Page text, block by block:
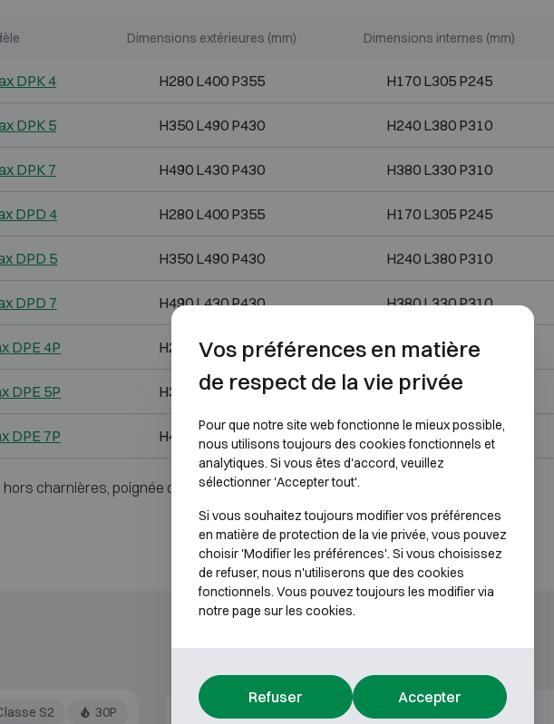
Dimensions extérieures (mm) Dimensions internes (mm)
DPK 4 H280 L400 P355 H170 L305 P245
DPK 5 H350 L490 P430 H240 L380 P310
DPK 7 H490 L430 P430 H380 L330 P310
DPD 4 H280 L400 P355 H170 L305 P245
DPD 5 H350 L490 P430 H240 L380 P310
DPD 7 H490 L430 P430 H380 L330 P310
DPE 4P H280 L400 P355 H170 L305 P245
DPE 5P H350 L490 P430 H240 L380 P310
DPE 7P H490 L430 P430 H380 L330 P310
charnières, poignée ou serrure.
S2 30P Classe S2
Vos préférences en matière
de respect de la vie privée
Pour que notre site web fonctionne le mieux possible,
nous utilisons toujours des cookies fonctionnels et
analytiques. Si vous êtes d'accord, veuillez
sélectionner 'Accepter tout'.
Si vous souhaitez toujours modifier vos préférences
en matière de protection de la vie privée, vous pouvez
choisir 'Modifier les préférences'. Si vous choisissez
de refuser, nous n'utiliserons que des cookies
fonctionnels. Vous pouvez toujours les modifier via
notre page sur les cookies.
Refuser Accepter